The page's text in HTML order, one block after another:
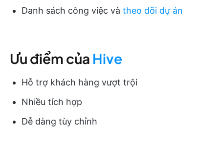
Danh sách công việc và theo dõi dự án
Ưu điểm của Hive
Hỗ trợ khách hàng vượt trội
Nhiều tích hợp
Dễ dàng tùy chỉnh